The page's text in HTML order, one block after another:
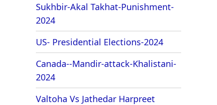
Sukhbir-Akal Takhat-Punishment-
2024
US- Presidential Elections-2024
Canada--Mandir-attack-Khalistani-
2024
Valtoha Vs Jathedar Harpreet